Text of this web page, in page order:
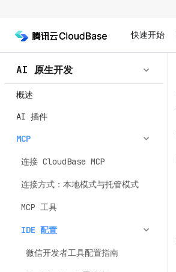
快速开始
AI 原生开发
概述
AI 插件
MCP
连接 CloudBase MCP
连接方式：本地模式与托管模式
MCP 工具
IDE 配置
微信开发者工具配置指南